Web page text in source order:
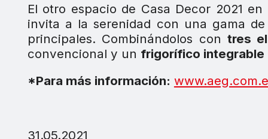
El otro espacio de Casa Decor 2021
invita a la serenidad con una gama
principales. Combinándolos con tres
convencional y un frigorífico integrable
*Para más información:
31.05.2021